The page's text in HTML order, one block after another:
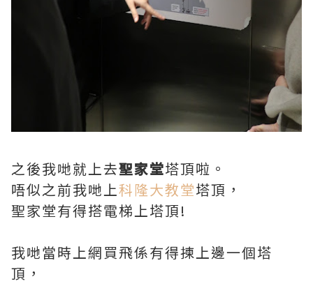
之後我哋就上去聖家堂塔頂啦。
唔似之前我哋上科隆大教堂塔頂，
聖家堂有得搭電梯上塔頂!
我哋當時上網買飛係有得揀上邊一個塔
頂，